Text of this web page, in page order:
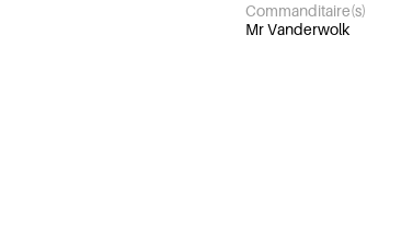
Commanditaire(s)
Mr Vanderwolk